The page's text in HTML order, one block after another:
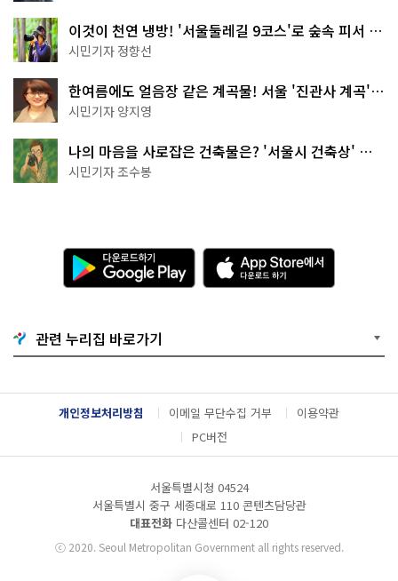
이것이 천연 냉방! '서울둘레길 9코스'로 숲속 피서 떠
나볼까
시민기자 정향선
한여름에도 얼음장 같은 계곡물! 서울 '진관사 계곡'이
천국이네~
시민기자 양지영
나의 마음을 사로잡은 건축물은? '서울시 건축상' 수
상작 공개!
시민기자 조수봉
다
운
로
기
G
o
g
l
e
l
A
p
p
e
서
다
운
드
관련 누리집 바로가기
개인정보처리방침 이메일 무단수집 거부
이용약관
PC버전
서울특별시청 04524
서울특별시 중구 세종대로 110 콘텐츠담당관
대표전화 다산콜센터 02-120
ⓒ2020. Seoul Metropolitan Government all rights reserved.